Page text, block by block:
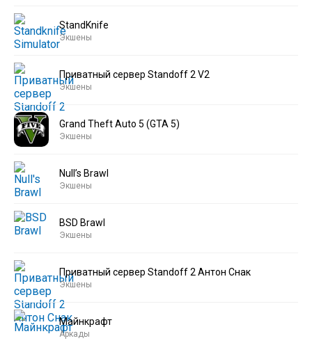
StandKnife
Экшены
Приватный сервер Standoff 2 V2
Экшены
Grand Theft Auto 5 (GTA 5)
Экшены
Null’s Brawl
Экшены
BSD Brawl
Экшены
Приватный сервер Standoff 2 Антон Снак
Экшены
Майнкрафт
Аркады